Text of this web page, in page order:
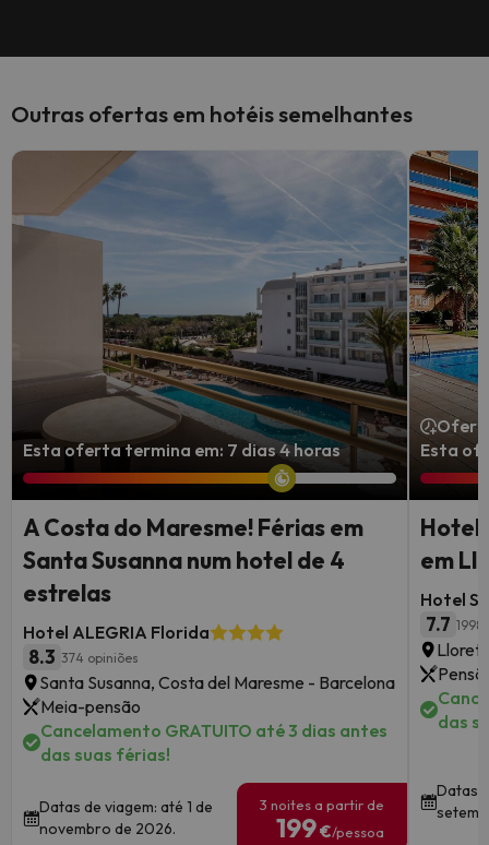
Outras ofertas em hotéis semelhantes
Esta oferta termina em: 7 dias 4 horas
A Costa do Maresme! Férias em
Santa Susanna num hotel de 4
estrelas
Hotel ALEGRIA Florida
8.3 374 opiniões
Santa Susanna, Costa del Maresme - Barcelona
Meia-pensão
Cancelamento GRATUITO até 3 dias antes
das suas férias!
Datas de viagem: até 1 de
novembro de 2026.
3 noites a partir de
199€/pessoa
Esta
Hotel
em
Hotel
7.7 1998
Lloret
das
Datas